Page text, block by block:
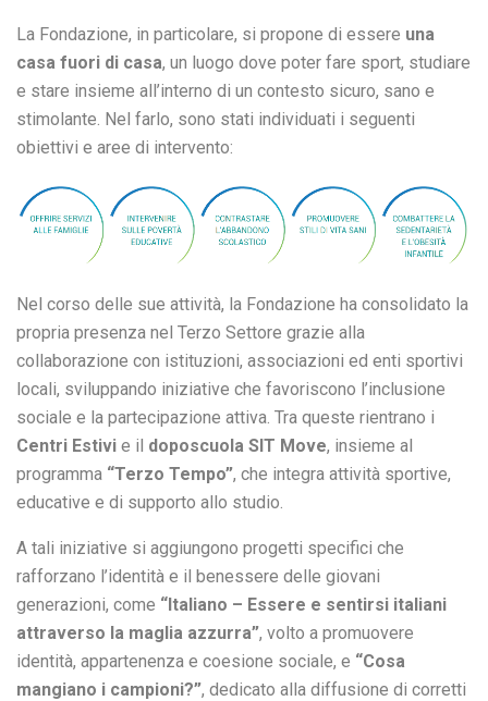
La Fondazione, in particolare, si propone di essere una
casa fuori di casa, un luogo dove poter fare sport, studiare
e stare insieme all’interno di un contesto sicuro, sano e
stimolante. Nel farlo, sono stati individuati i seguenti
obiettivi e aree di intervento:
Nel corso delle sue attività, la Fondazione ha consolidato la
propria presenza nel Terzo Settore grazie alla
collaborazione con istituzioni, associazioni ed enti sportivi
locali, sviluppando iniziative che favoriscono l’inclusione
sociale e la partecipazione attiva. Tra queste rientrano i
Centri Estivi e il doposcuola SIT Move, insieme al
programma “Terzo Tempo”, che integra attività sportive,
educative e di supporto allo studio.
A tali iniziative si aggiungono progetti specifici che
rafforzano l’identità e il benessere delle giovani
generazioni, come “Italiano – Essere e sentirsi italiani
attraverso la maglia azzurra”, volto a promuovere
identità, appartenenza e coesione sociale, e “Cosa
mangiano i campioni?”, dedicato alla diffusione di corretti